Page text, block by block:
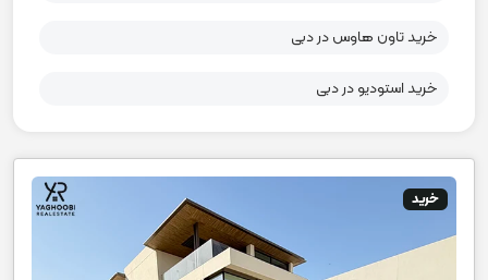
خرید تاون هاوس در دبی
خرید استودیو در دبی
خرید